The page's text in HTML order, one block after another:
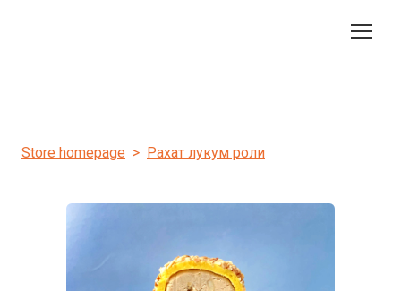
Store homepage Рахат лукум роли